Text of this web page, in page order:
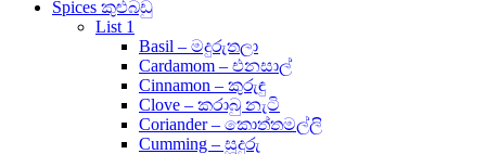
Spices කුළුබඩු
List 1
Basil – මදුරුතලා
Cardamom – එනසාල්
Cinnamon – කුරුඳු
Clove – කරාබු නැටි
Coriander – කොත්තමල්ලි
Cumming – සූදුරු